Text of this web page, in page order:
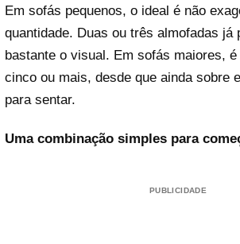
Em sofás pequenos, o ideal é não
quantidade. Duas ou três almofadas já
bastante o visual. Em sofás maiores,
cinco ou mais, desde que ainda sobre
para sentar.
Uma combinação simples para
PUBLICIDADE